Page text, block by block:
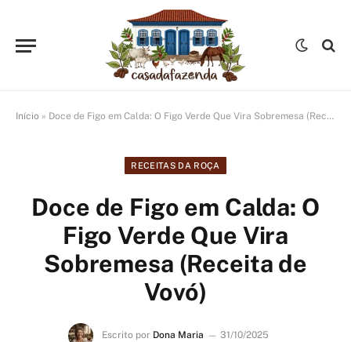
Início » Doce de Figo em Calda: O Figo Verde Que Vira Sobremesa (Receita de Vovó)
RECEITAS DA ROÇA
Doce de Figo em Calda: O
Figo Verde Que Vira
Sobremesa (Receita de
Vovó)
Escrito por Dona Maria
31/10/2025